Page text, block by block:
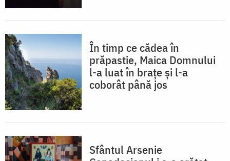
În timp ce cădea în
prăpastie, Maica Domnului
l-a luat în brațe și l-a
coborât până jos
Sfântul Arsenie